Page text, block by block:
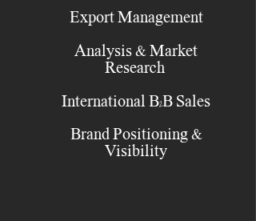
Export Management
Analysis & Market
Research
International B2B Sales
Brand Positioning &
Visibility